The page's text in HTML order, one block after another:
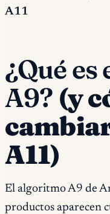
A11
¿Qué
A9? (y
A11)
El algoritmo A9 de
productos aparecen